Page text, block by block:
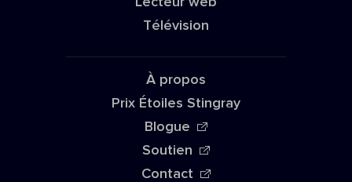
Télévision
À propos
Prix Étoiles Stingray
Blogue
Soutien
Contact